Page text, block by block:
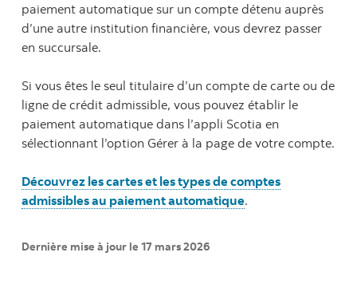
paiement automatique sur un compte détenu auprès
d’une autre institution financière, vous devrez passer
en succursale.
Si vous êtes le seul titulaire d’un compte de carte ou de
ligne de crédit admissible, vous pouvez établir le
paiement automatique dans l’appli Scotia en
sélectionnant l’option Gérer à la page de votre compte.
Découvrez les cartes et les types de comptes
admissibles au paiement automatique.
Dernière mise à jour le 17 mars 2026